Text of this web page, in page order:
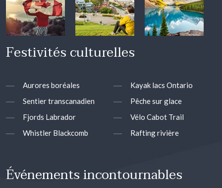
Festivités culturelles
Aurores boréales
Sentier transcanadien
Fjords Labrador
Whistler Blackcomb
Kayak lacs Ontario
Pêche sur glace
Vélo Cabot Trail
Rafting rivière
Événements incontournables